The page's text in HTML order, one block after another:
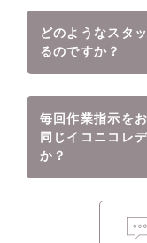
どのようなスタ
るのですか？
毎回作業指示を
同じイコニコレ
か？